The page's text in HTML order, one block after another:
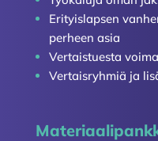
Erityislapsen
perheen asia
Vertaistuesta
Vertaisryhmiä ja